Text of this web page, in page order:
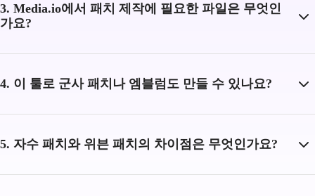
3. Media.io에서 패치 제작에 필요한 파일은 무엇인
가요?
4. 이 툴로 군사 패치나 엠블럼도 만들 수 있나요?
5. 자수 패치와 위븐 패치의 차이점은 무엇인가요?